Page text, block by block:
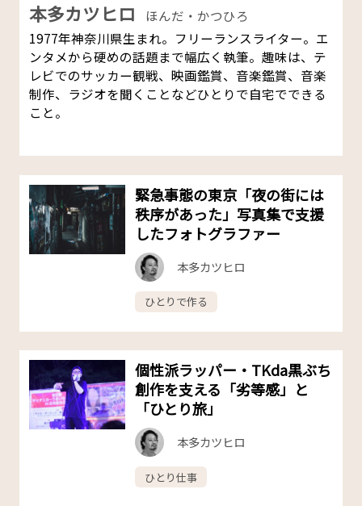
本多カツヒロ
ほんだ・かつひろ
1977年神奈川県生まれ。フリーランスライター。エ
ンタメから硬めの話題まで幅広く執筆。趣味は、テ
レビでのサッカー観戦、映画鑑賞、音楽鑑賞、音楽
制作、ラジオを聞くことなどひとりで自宅でできる
こと。
緊急事態の東京「夜の街には
秩序があった」写真集で支援
したフォトグラファー
本多カツヒロ
ひとりで作る
個性派ラッパー・TKda黒ぶち
創作を支える「劣等感」と
「ひとり旅」
本多カツヒロ
ひとり仕事